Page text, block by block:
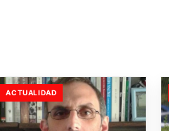
ACTUALIDAD